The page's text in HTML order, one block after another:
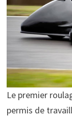
Le premier
permis de